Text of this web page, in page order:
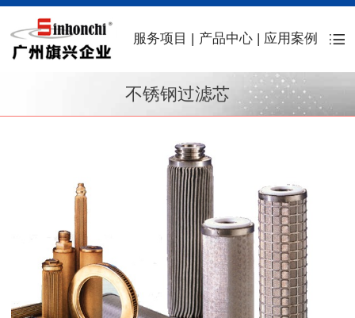
服务项目 产品中心 应用案例
不锈钢过滤芯